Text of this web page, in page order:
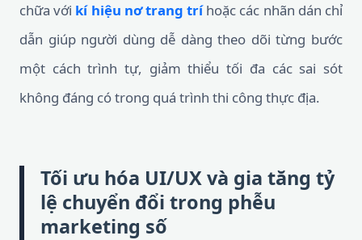
chữa với kí hiệu nơ trang tríhoặc các nhãn dán chỉ
dẫn giúp người dùng dễ dàng theo dõi từng bước
một cách trình tự, giảm thiểu tối đa các sai sót
không đáng có trong quá trình thi công thực địa.
Tối ưu hóa UI/UX và gia tăng tỷ
lệ chuyển đổi trong phễu
marketing số